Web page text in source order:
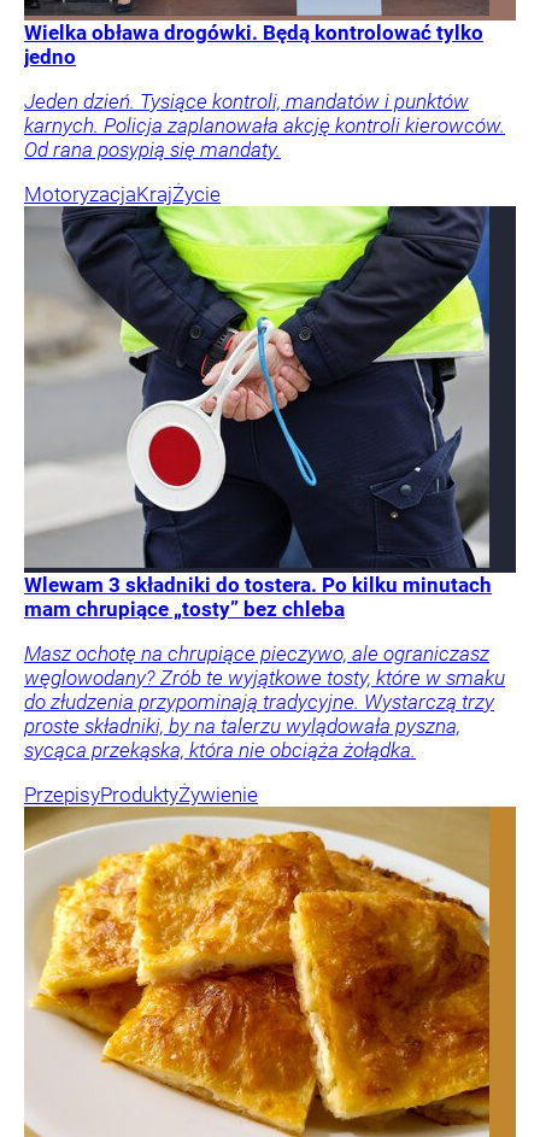
Wielka obława drogówki. Będą kontrolować tylko
jedno
Jeden dzień. Tysiące kontroli, mandatów i punktów
karnych. Policja zaplanowała akcję kontroli kierowców.
Od rana posypią się mandaty.
MotoryzacjaKrajŻycie
Wlewam 3 składniki do tostera. Po kilku minutach
mam chrupiące „tosty” bez chleba
Masz ochotę na chrupiące pieczywo, ale ograniczasz
węglowodany? Zrób te wyjątkowe tosty, które w smaku
do złudzenia przypominają tradycyjne. Wystarczą trzy
proste składniki, by na talerzu wylądowała pyszna,
sycąca przekąska, która nie obciąża żołądka.
PrzepisyProduktyŻywienie